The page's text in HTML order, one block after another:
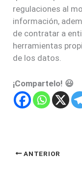
regulaciones al
información,
de contratar a
herramientas
de los datos.
¡Compartelo! 😃
ANTERIOR